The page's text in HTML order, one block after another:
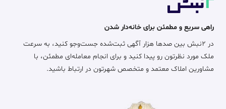
راهی سریع و مطمئن برای خانه‌دار شدن
در ۲نبش بین صدها هزار آگهی ثبت‌شده جست‌وجو کنید، به سرعت
ملک مورد نظرتون رو پیدا کنید و برای انجام معامله‌ای مطمئن، با
مشاورین املاک معتمد و متخصص شهرتون در ارتباط باشید.